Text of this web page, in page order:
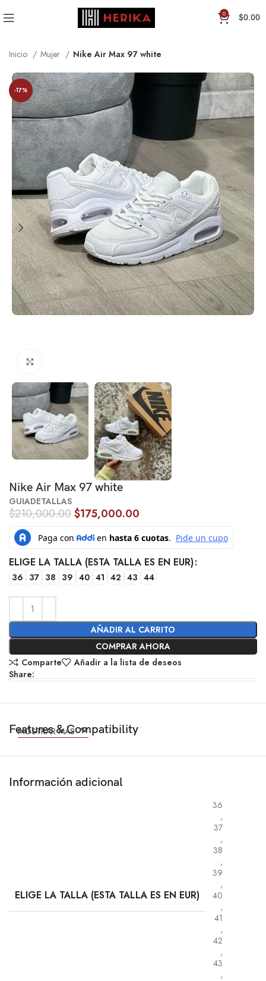
0 $0.00
Inicio Mujer Nike Air Max 97 white
-17%
Nike Air Max 97 white
GUIADETALLAS
$210,000.00$175,000.00
ELIGE LA TALLA (ESTA TALLA ES EN EUR)
36 37 38 39 40 41 42 43 44
AÑADIR AL CARRITO
COMPRAR AHORA
Comparte
Añadir a la lista de deseos
Share:
Features & Compatibility
MOSTRAR MÁS
Información adicional
ELIGE LA TALLA (ESTA TALLA ES EN EUR)
36
,
37
,
38
,
39
,
40
,
41
,
42
,
43
,